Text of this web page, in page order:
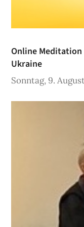
Online
Ukraine
Sonntag, 9.